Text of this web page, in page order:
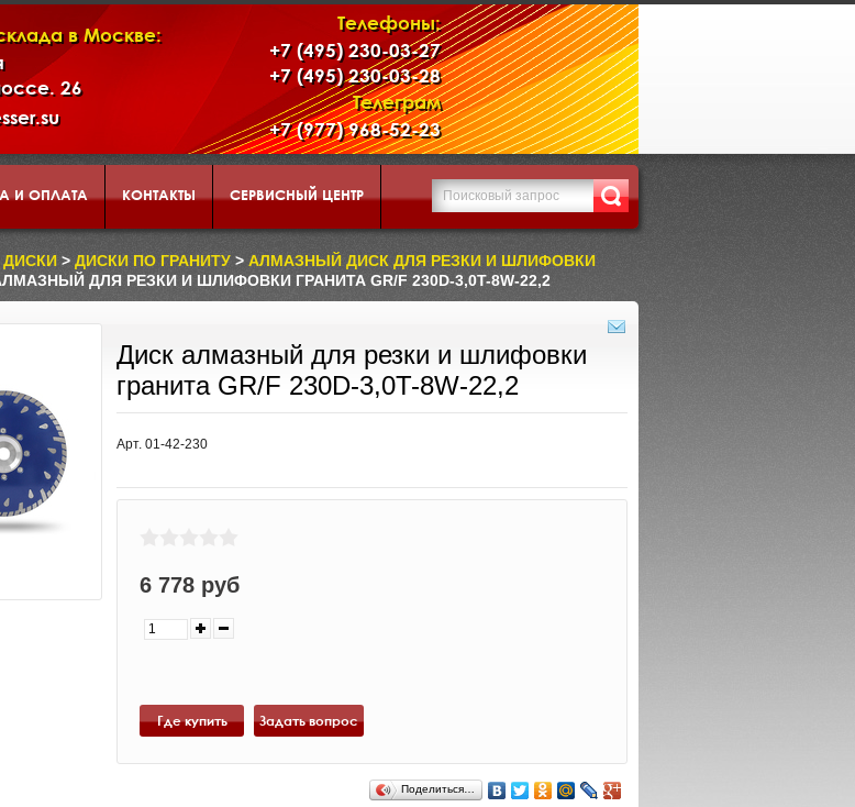
в Москве:
26
Телефоны:
+7 (495) 230-03-27
+7 (495) 230-03-28
Телеграм
+7 (977) 968-52-23
И ОПЛАТА КОНТАКТЫ СЕРВИСНЫЙ ЦЕНТР
О НАС
И ОБОРУДОВАНИЯ MESSER
> ДИСКИ ПО ГРАНИТУ > АЛМАЗНЫЙ ДИСК ДЛЯ РЕЗКИ И ШЛИФОВКИ
ДЛЯ РЕЗКИ И ШЛИФОВКИ ГРАНИТА GR/F 230D-3,0T-8W-22,2
Диск алмазный для резки и шлифовки
гранита GR/F 230D-3,0T-8W-22,2
Арт. 01-42-230
6 778 руб
Где купить
Поделиться…